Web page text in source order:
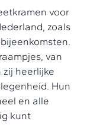
voor
zoals
van
heerlijke
Hun
en alle
kunt